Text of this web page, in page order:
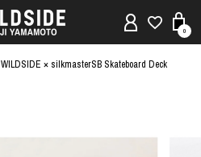
0
WILDSIDE × silkmasterSB Skateboard Deck